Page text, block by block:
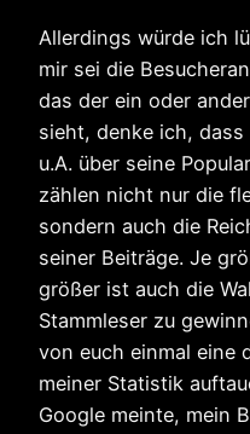
Allerdings würde ich
mir sei die
das der ein oder
sieht, denke ich,
u.A. über seine
zählen nicht nur die
sondern auch die
seiner Beiträge. Je
größer ist auch die
Stammleser zu
von euch einmal eine
meiner Statistik
Google meinte, mein